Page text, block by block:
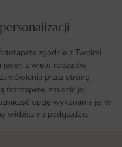
zgodnie z Twoimi
jeden z wielu rodzajów
przez stronę
fototapetę, zmienić jej
opcję wykonania jej w
widzisz na podglądzie.